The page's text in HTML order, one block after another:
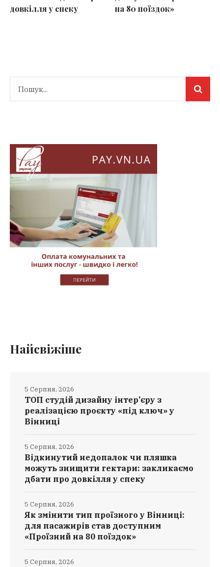
довкілля у спеку
на 80 поїздок»
Найсвіжіше
ТОП студій дизайну інтер’єру з
реалізацією проєкту «під ключ» у
Вінниці
5 Серпня, 2026
Відкинутий недопалок чи пляшка
можуть знищити гектари: закликаємо
дбати про довкілля у спеку
5 Серпня, 2026
Як змінити тип проїзного у Вінниці:
для пасажирів став доступним
«Проїзний на 80 поїздок»
5 Серпня, 2026
5 Серпня, 2026